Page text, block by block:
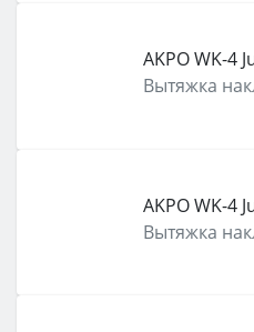
AKPO WK-4
Вытяжка
AKPO WK-4
Вытяжка